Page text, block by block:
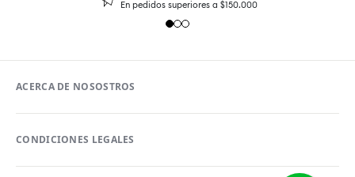
En pedidos superiores a $150.000
ACERCA DE NOSOSTROS
CONDICIONES LEGALES